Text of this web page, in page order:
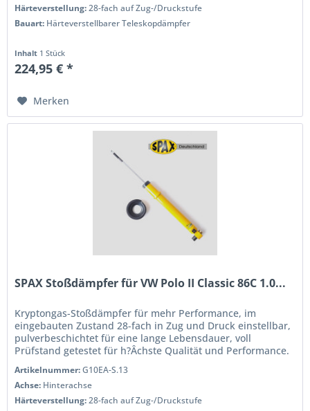
Härteverstellung:28-fach auf Zug-/Druckstufe
Bauart: Härteverstellbarer Teleskopdämpfer
Inhalt 1 Stück
224,95 € *
Merken
SPAX Stoßdämpfer für VW Polo II Classic 86C 1.0...
Kryptongas-Stoßdämpfer für mehr Performance, im
eingebauten Zustand 28-fach in Zug und Druck einstellbar,
pulverbeschichtet für eine lange Lebensdauer, voll
Prüfstand getestet für h?Âchste Qualität und Performance.
Artikelnummer:G10EA-S.13
Achse: Hinterachse
Härteverstellung:28-fach auf Zug-/Druckstufe